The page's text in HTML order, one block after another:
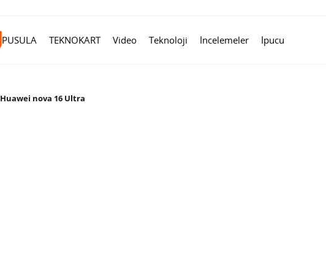
PUSULA TEKNOKART Video Teknoloji İncelemeler İpucu
Huawei nova 16 Ultra